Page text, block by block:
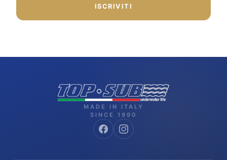
ISCRIVITI
MADE IN ITALY
SINCE 1990